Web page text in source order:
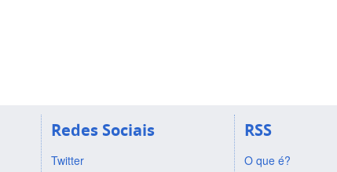
Redes Sociais
Twitter
RSS
O que é?